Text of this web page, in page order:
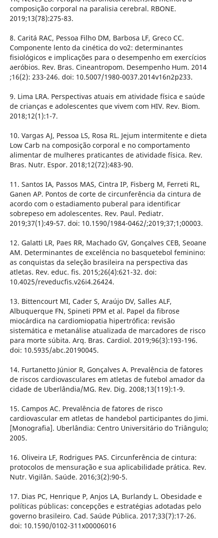
composição corporal na paralisia cerebral. RBONE.
2019;13(78):275-83.
8. Caritá RAC, Pessoa Filho DM, Barbosa LF, Greco CC.
Componente lento da cinética do vo2: determinantes
fisiológicos e implicações para o desempenho em exercícios
aeróbios. Rev. Bras. Cineantropom. Desempenho Hum. 2014
;16(2): 233-246. doi: 10.5007/1980-0037.2014v16n2p233.
9. Lima LRA. Perspectivas atuais em atividade física e saúde
de crianças e adolescentes que vivem com HIV. Rev. Biom.
2018;12(1):1-7.
10. Vargas AJ, Pessoa LS, Rosa RL. Jejum intermitente e dieta
Low Carb na composição corporal e no comportamento
alimentar de mulheres praticantes de atividade física. Rev.
Bras. Nutr. Espor. 2018;12(72):483-90.
11. Santos IA, Passos MAS, Cintra IP, Fisberg M, Ferreti RL,
Ganen AP. Pontos de corte de circunferência da cintura de
acordo com o estadiamento puberal para identificar
sobrepeso em adolescentes. Rev. Paul. Pediatr.
2019;37(1):49-57. doi: 10.1590/1984-0462/;2019;37;1;00003.
12. Galatti LR, Paes RR, Machado GV, Gonçalves CEB, Seoane
AM. Determinantes de excelência no basquetebol feminino:
as conquistas da seleção brasileira na perspectiva das
atletas. Rev. educ. fis. 2015;26(4):621-32. doi:
10.4025/reveducfis.v26i4.26424.
13. Bittencourt MI, Cader S, Araújo DV, Salles ALF,
Albuquerque FN, Spineti PPM et al. Papel da fibrose
miocárdica na cardiomiopatia hipertrófica: revisão
sistemática e metanálise atualizada de marcadores de risco
para morte súbita. Arq. Bras. Cardiol. 2019;96(3):193-196.
doi: 10.5935/abc.20190045.
14. Furtanetto Júnior R, Gonçalves A. Prevalência de fatores
de riscos cardiovasculares em atletas de futebol amador da
cidade de Uberlândia/MG. Rev. Dig. 2008;13(119):1-9.
15. Campos AC. Prevalência de fatores de risco
cardiovascular em atletas de handebol participantes do Jimi.
[Monografia]. Uberlândia: Centro Universitário do Triângulo;
2005.
16. Oliveira LF, Rodrigues PAS. Circunferência de cintura:
protocolos de mensuração e sua aplicabilidade prática. Rev.
Nutr. Vigilân. Saúde. 2016;3(2):90-5.
17. Dias PC, Henrique P, Anjos LA, Burlandy L. Obesidade e
políticas públicas: concepções e estratégias adotadas pelo
governo brasileiro. Cad. Saúde Pública. 2017;33(7):17-26.
doi: 10.1590/0102-311x00006016